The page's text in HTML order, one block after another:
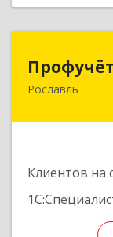
Рославль
Клиентов на
216500,